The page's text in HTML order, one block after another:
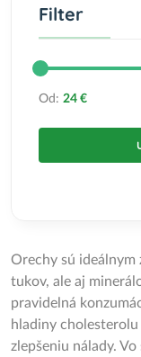
Filter
Od: 24 €
Orechy sú
tukov, ale aj
pravidelná
hladiny
zlepšeniu nálady.